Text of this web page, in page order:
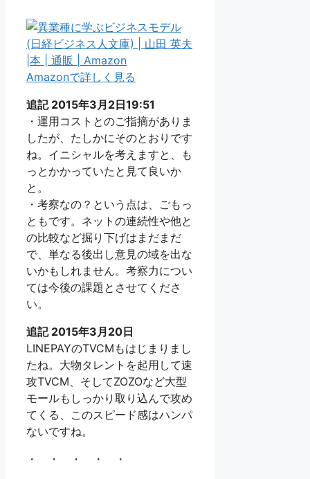
Amazonで詳しく見る
追記 2015年3月2日19:51
・運用コストとのご指摘がありま
したが、たしかにそのとおりです
ね。イニシャルを考えますと、も
っとかかっていたと見て良いか
と。
・考察なの？という点は、ごもっ
ともです。ネットの連続性や他と
の比較など掘り下げはまだまだ
で、単なる後出し意見の域を出な
いかもしれません。考察力につい
ては今後の課題とさせてくださ
い。
追記 2015年3月20日
LINEPAYのTVCMもはじまりまし
たね。大物タレントを起用して速
攻TVCM、そしてZOZOなど大型
モールもしっかり取り込んで攻め
てくる、このスピード感はハンパ
ないですね。
・ ・ ・ ・ ・